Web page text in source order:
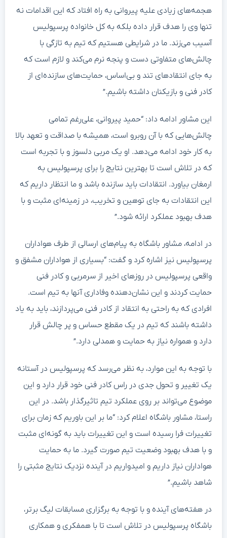
هجمه‌های زیادی علیه پیروانی به راه افتاد که این اقدامات نه
تنها وی را هدف قرار داده بلکه به کل خانواده پرسپولیس
آسیب می‌زند. ما در شرایطی هستیم که تیم به تازگی با
چالش‌های متفاوتی دست و پنجه نرم می‌کند و لازم است که
به جای انتقادهای تند و بی‌اساس، حمایت‌های سازنده‌ای از
کادر فنی و بازیکنان داشته باشیم.”
این مشاور ادامه داد: “حمید پیروانی، علی‌رغم تمامی
چالش‌هایی که با آن روبرو است، همیشه با صداقت و تعهد بالا
به کار خود ادامه می‌دهد. او یک مربی دلسوز و با تجربه است
که در تلاش است تا بهترین نتایج را برای پرسپولیس به
ارمغان بیاورد. انتقادات باید سازنده باشد و ما انتظار داریم که
این انتقادات به جای توهین و تخریب، در زمینه‌ای مثبت و با
هدف بهبود عملکرد ارائه شود.”
در ادامه، مشاور باشگاه به پیام‌های ارسالی از طرف هواداران
پرسپولیس نیز اشاره کرد و گفت: “بسیاری از هواداران مشفق و
واقعی پرسپولیس در روزهای اخیر از سرمربی و کادر فنی
حمایت کردند و این نشان‌دهنده وفاداری آنها به تیم است.
افرادی که به راحتی به انتقاد از کادر فنی می‌پردازند، باید به یاد
داشته باشند که تیم در یک مقطع حساس و پر چالش قرار
دارد و همواره نیاز به حمایت و همدلی دارد.”
با توجه به این موارد، به نظر می‌رسد که پرسپولیس در آستانه
یک تغییر و تحول جدی در راس کادر فنی خود قرار دارد و این
موضوع می‌تواند بر روی عملکرد تیم تاثیرگذار باشد. در این
راستا، مشاور باشگاه اعلام کرد: “ما بر این باوریم که زمان برای
تغییرات فرا رسیده است و این تغییرات باید به گونه‌ای مثبت
و با هدف بهبود وضعیت تیم صورت گیرد. ما به حمایت
هواداران نیاز داریم و امیدواریم در آینده نزدیک نتایج مثبتی را
شاهد باشیم.”
در هفته‌های آینده و با توجه به برگزاری مسابقات لیگ برتر،
باشگاه پرسپولیس در تلاش است تا با همفکری و همکاری